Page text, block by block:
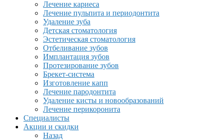
Лечение кариеса
Лечение пульпита и периодонтита
Удаление зуба
Детская стоматология
Эстетическая стоматология
Отбеливание зубов
Имплантация зубов
Протезирование зубов
Брекет-система
Изготовление капп
Лечение пародонтита
Удаление кисты и новообразований
Лечение перикоронита
Специалисты
Акции и скидки
Назад